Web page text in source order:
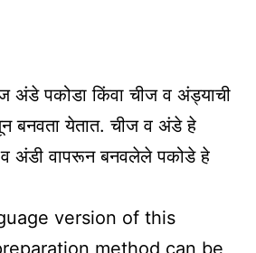
अंडे पकोडा किंवा चीज व अंड्याची
बनवता येतात. चीज व अंडे हे
अंडी वापरून बनवलेले पकोडे हे
version of this
method can be